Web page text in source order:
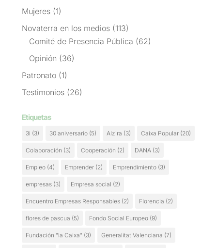
Mujeres(1)
Novaterra en los medios(113)
Comité de Presencia Pública (62)
Opinión (36)
Patronato(1)
Testimonios(26)
Etiquetas
3i (3) 30 aniversario(5) Alzira (3) Caixa Popular(20)
Colaboración (3) Cooperación (2) DANA(3)
Empleo(4) Emprender(2) Emprendimiento(3)
empresas(3) Empresa social (2)
Encuentro Empresas Responsables(2) Florencia (2)
flores de pascua (5) Fondo Social Europeo(9)
Fundación "la Caixa" (3) Generalitat Valenciana (7)